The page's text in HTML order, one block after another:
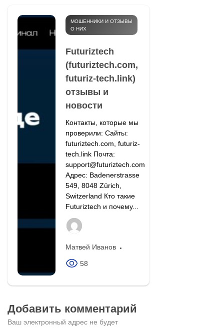
МОШЕННИКИ И ОТЗЫВЫ
О НИХ
Futuriztech
(futuriztech.com,
futuriz-tech.link)
отзывы и
новости
Контакты, которые мы
проверили: Сайты:
futuriztech.com, futuriz-
tech.link Почта:
support@futuriztech.com
Адрес: Badenerstrasse
549, 8048 Zürich,
Switzerland Кто такие
Futuriztech и почему...
Матвей Иванов
58
Добавить комментарий
Ваш электронный адрес не будет